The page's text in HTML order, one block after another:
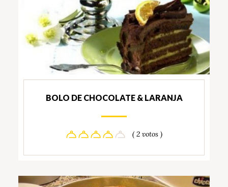
BOLO DE CHOCOLATE & LARANJA
( 2 votos )